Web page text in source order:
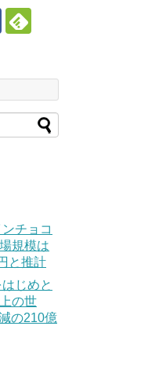
チョコ
規模は
と推計
じめと
の世
の210億